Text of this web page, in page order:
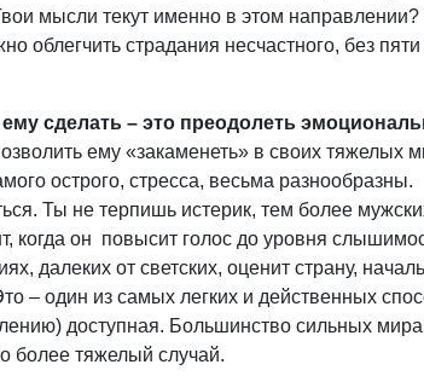
мысли текут именно в этом направлении?
облегчить страдания несчастного, без пяти
сделать – это преодолеть
ему «закаменеть» в своих тяжелых
острого, стресса, весьма разнообразны.
Ты не терпишь истерик, тем более
когда он повысит голос до уровня
далеких от светских, оценит страну,
– один из самых легких и действенных
доступная. Большинство сильных мира
более тяжелый случай.